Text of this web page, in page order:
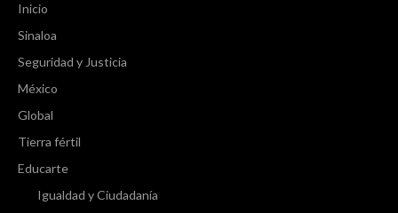
Inicio
Sinaloa
Seguridad y Justicia
México
Global
Tierra fértil
Educarte
Igualdad y Ciudadanía